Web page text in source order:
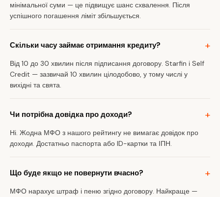
мінімальної суми — це підвищує шанс схвалення. Після
успішного погашення ліміт збільшується.
Скільки часу займає отримання кредиту?
Від 10 до 30 хвилин після підписання договору. Starfin і Self
Credit — зазвичай 10 хвилин цілодобово, у тому числі у
вихідні та свята.
Чи потрібна довідка про доходи?
Ні. Жодна МФО з нашого рейтингу не вимагає довідок про
доходи. Достатньо паспорта або ID-картки та ІПН.
Що буде якщо не повернути вчасно?
МФО нарахує штраф і пеню згідно договору. Найкраще —